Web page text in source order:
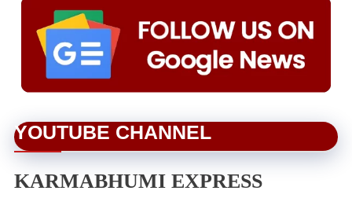
YOUTUBE CHANNEL
KARMABHUMI EXPRESS